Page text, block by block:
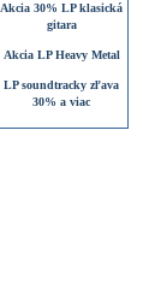
Akcia 30% LP klasická
gitara
Akcia LP Heavy Metal
LP soundtracky zľava
30% a viac